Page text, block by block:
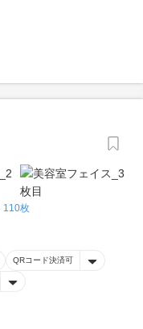
110枚
QRコード決済可